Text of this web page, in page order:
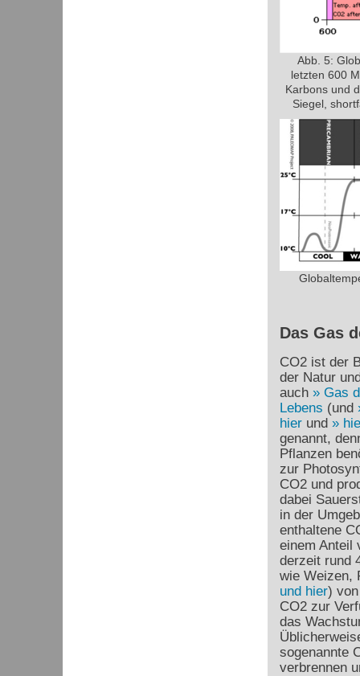
Abb. 5:
letzten 600
Karbons und
Siegel,
Das Gas
CO2ist der
der Natur
auch
Gas
Lebens (und
hierund
genannt,
Pflanzen
zur
CO2und
dabei
in der
enthaltene
einem Anteil
derzeit rund
wie Weizen,
und hier)
CO2zur
das
sogenannte
verbrennen